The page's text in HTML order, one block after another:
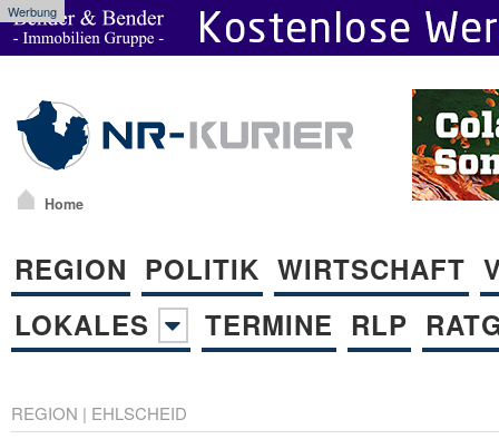
Werbung
Home
REGION POLITIK WIRTSCHAFT
LOKALES
TERMINE RLP
REGION | EHLSCHEID